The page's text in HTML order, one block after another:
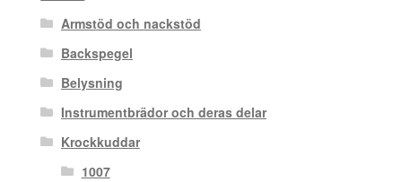
Armstöd och nackstöd
Backspegel
Belysning
Instrumentbrädor och deras delar
Krockkuddar
1007